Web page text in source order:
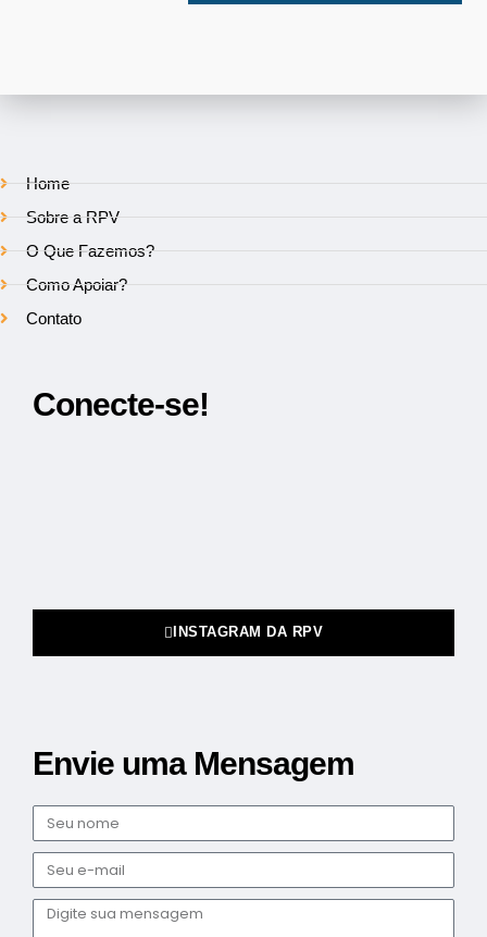
Home
Sobre a RPV
O Que Fazemos?
Como Apoiar?
Contato
Conecte-se!
INSTAGRAM DA RPV
Envie uma Mensagem
Nome
mail
Mensagem